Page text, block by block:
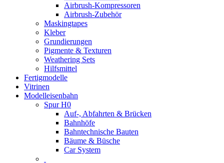
Airbrush-Kompressoren
Airbrush-Zubehör
Maskingtapes
Kleber
Grundierungen
Pigmente & Texturen
Weathering Sets
Hilfsmittel
Fertigmodelle
Vitrinen
Modelleisenbahn
Spur H0
Auf-, Abfahrten & Brücken
Bahnhöfe
Bahntechnische Bauten
Bäume & Büsche
Car System